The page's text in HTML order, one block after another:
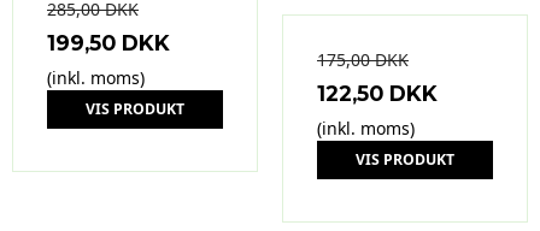
285,00 DKK
199,50 DKK
(inkl. moms)
VIS PRODUKT
175,00 DKK
122,50 DKK
(inkl. moms)
VIS PRODUKT